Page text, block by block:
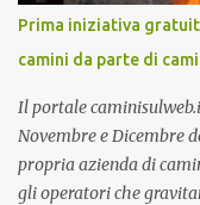
stato dell’arte e i punti
comunicazione e quali
previsioni da oggi al
c...
Prima iniziativa
camini da parte di
Il portale
Novembre e Dicembre
propria azienda di
gli operatori che